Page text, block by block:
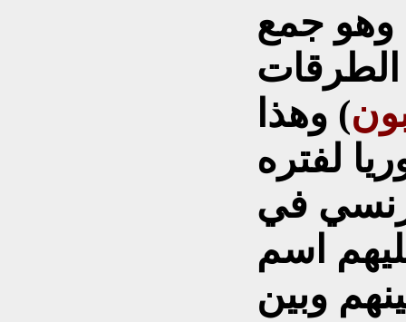
وهو جمع
) وهذا
لفتره
في
اسم
وبين